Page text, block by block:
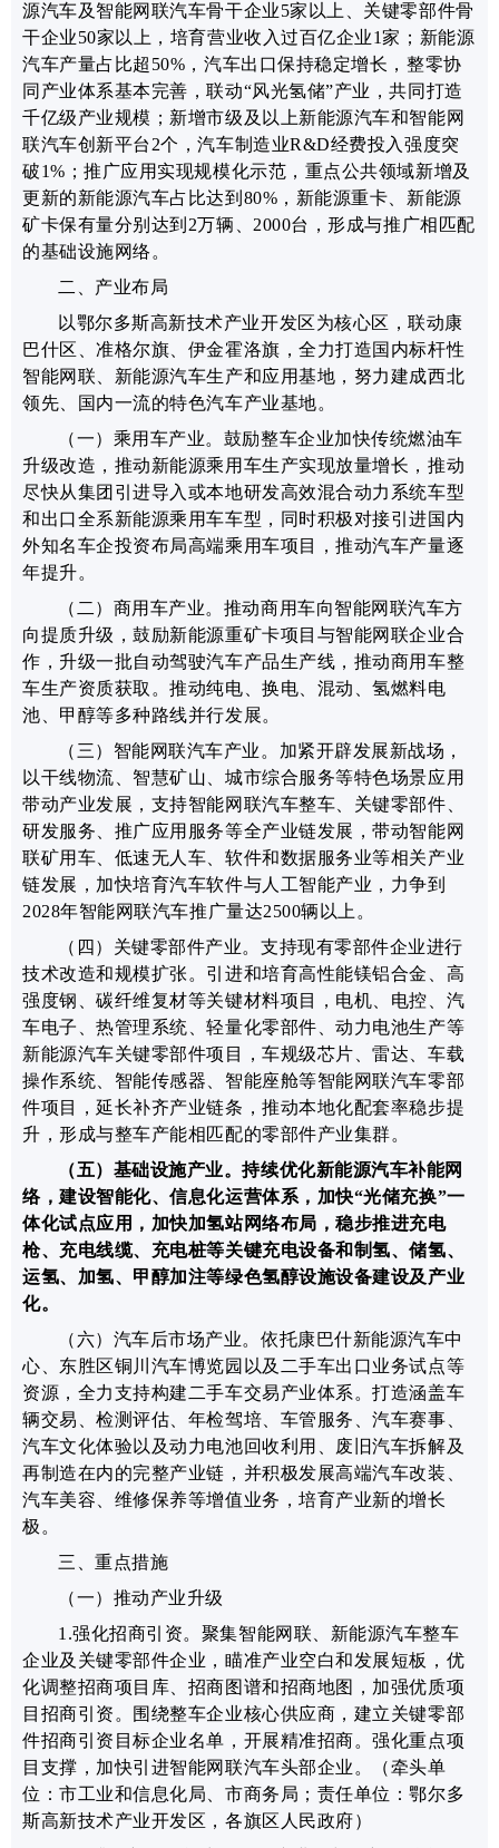
源汽车及智能网联汽车骨干企业5家以上、关键零部件骨
干企业50家以上， 培育营业收入过百亿企业1家； 新能源
汽车产量占比超50% ， 汽车出口保持稳定增长， 整零协
同产业体系基本完善，联动“风光氢储”产业，共同打造
千亿级产业规模 ；新增市级及以上新能源汽车和智能网
联汽车创新平台 2个，汽车制造业R&D经费投入强度突
破1% ；推广应用实现规模化示范， 重点公共领域新增及
更新的新能源汽车占比达到80%， 新能源重卡、新能源
矿卡保有量分别达到2万辆、2000台，形成与推广相匹配
的基础设施网络。
二、产业布局
以鄂尔多斯高新技术产业开发区为核心区，联动康
巴什区、准格尔旗 伊金霍洛旗 ，全力打造国内标杆性
智能网联、 新能源汽车生产和应用基地，努力建成西北
领先、国内一流的特色汽车产业基地。
（一）乘用车产业。 鼓励整车企业加快传统燃油车
升级改造， 推动新能源乘用车生产实现放量增长 ，推动
尽快从集团引进导入 或本地研发高效混合动力系统车型
和出口全系新能源乘用车车型，同时积极对接引进国内
外知名车企投资布局高端乘用车项目，推动汽车产量逐
年提升。
（ 二 ）商用车产业。 推动商用车向智能网联汽车方
向提质升级 ，鼓励新能源重矿卡项目与智能网联企业合
作， 升级一批自动驾驶汽车产品生产线， 推动商用车整
车生产资质获取。推动纯电、换电、混动、氢燃料电
池、甲醇等多种路线并行发展。
（三）智能网联汽车产业 。 加紧开辟发展新战场，
以干线物流、智慧矿山、城市综合服务等特色场景应用
带动产业发展，支持智能网联汽车整车、关键零部件、
研发服务、推广应用服务等全产业链发展，带动智能网
联矿用车、低速无人车、软件和数据服务业等相关产业
链发展 ，加快培育汽车软件与人工智能产业，力争到
2028年智能网联汽车推广量达2500辆以上。
（四） 关键零部件产业。 支持现有零部件企业进行
技术改造和规模扩张。引进和培育高性能镁铝合金、高
强度钢、碳纤维复材等关键材料项目
，电机、电控、汽
车电子、热管理系统、轻量化零部件、动力电池生产等
新能源汽车关键零部件项目
，车规级芯片、雷达、车载
操作系统、智能传感器、智能座舱等智能网联汽车零部
件项目 ，延长补齐产业链条，推动本地化配套率稳步提
升，形成与整车产能相匹配的零部件产业集群。
（五） 基础设施产业。持续优化新能源汽车补能网
络，建设智能化、信息化运营体系，加快“光储充换”一
体化试点应用， 加快加氢站网络布局，稳步推进充电
枪、充电线缆、充电桩等关键充电设备和制氢、储氢、
运氢、加氢、甲醇加注等绿色氢醇设施设备建设及产业
化。
（ 六）汽车后市场产业。 依托康巴什新能源汽车中
心、东胜区铜川汽车博览园以及二手车出口业务试点等
资源，全力支持构建二手车交易产业体系。打造涵盖车
辆交易、检测评估、年检驾培、车管服务、汽车赛事、
汽车文化体验以及动力电池回收利用、
废旧汽车拆解及
再制造在内的完整产业链，并积极发展高端汽车改装、
汽车美容、维修保养等增值业务，培育产业新的增长
极。
三、重点措施
（一）推动产业升级
1.强化招商引资。 聚集智能网联、新能源汽车整车
企业及关键零部件企业，瞄准产业空白和发展短板，优
化调整招商项目库、招商图谱和招商地图，加强优质项
目招商引资。围绕整车企业核心供应商，建立关键零部
件招商引资目标企业名单，开展精准招商。强化重点项
目支撑，加快引进智能网联汽车头部企业 。（牵头单
位：市工业和信息化局、市商务局；责任单位：鄂尔多
斯高新技术产业开发区，各旗区人民政府）